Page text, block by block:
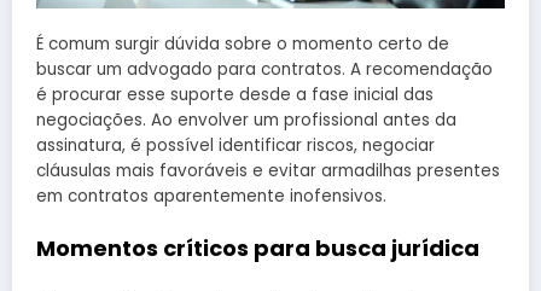
É comum surgir dúvida sobre o momento certo de
buscar um advogado para contratos. A recomendação
é procurar esse suporte desde a fase inicial das
negociações. Ao envolver um profissional antes da
assinatura, é possível identificar riscos, negociar
cláusulas mais favoráveis e evitar armadilhas presentes
em contratos aparentemente inofensivos.
Momentos críticos para busca jurídica